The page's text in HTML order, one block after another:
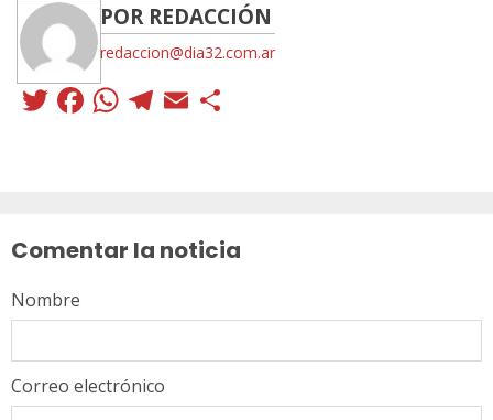
POR REDACCIÓN
redaccion@dia32.com.ar
Twitter
Facebook
WhatsApp
Telegram
Email
Comentar la noticia
Nombre
Correo electrónico